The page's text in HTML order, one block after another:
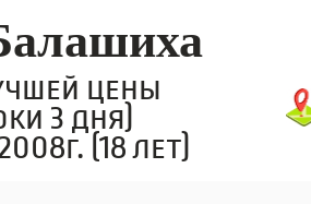
цены
3 дня)
(18 лет)